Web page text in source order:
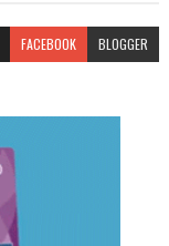
FACEBOOK BLOGGER